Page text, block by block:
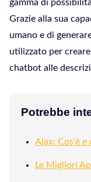
gamma di
Grazie alla sua
umano e di
utilizzato per
chatbot alle
Potrebbe
Ajax: Cos'è e
Le Migliori